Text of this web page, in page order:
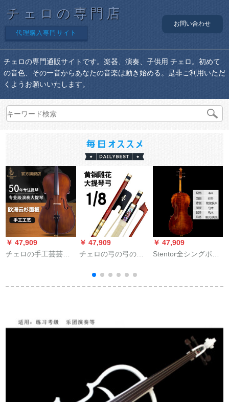
チェロの専門店
代理購入専門サイト
お問い合わせ
チェロの専門通販サイトです。楽器、演奏、子供用 チェロ。初めて
の音色、その一音からあなたの音楽は動き始める。是非ご利用いただ
くようお願いいたします。
￥ 47,909
チェロの手工芸芸の
器の1/2を演奏しま
￥ 47,909
チェロの弓の弓の弓
ニーテールのクラス
の大人の子供供の初
の铜の雕花の弓の1/8
￥ 47,909
Stentor全シングポー